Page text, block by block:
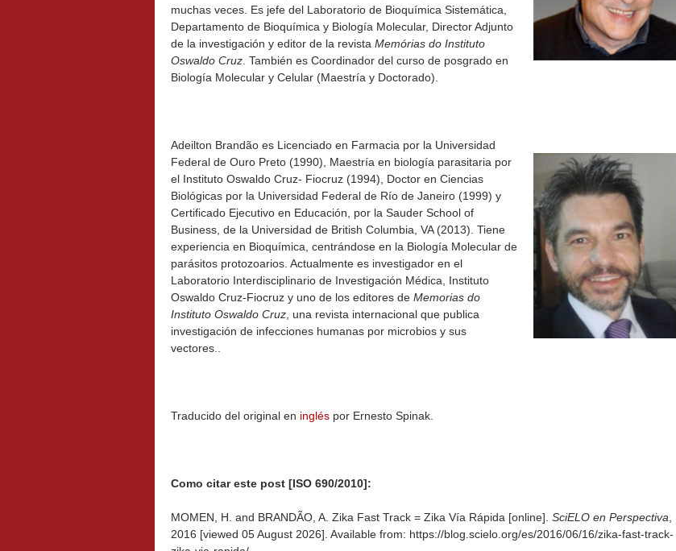
muchas veces. Es jefe del Laboratorio de Bioquímica Sistemática,
Departamento de Bioquímica y Biología Molecular, Director Adjunto
de la investigación y editor de la revista Memórias do Instituto
Oswaldo Cruz . También es Coordinador del curso de posgrado en
Biología Molecular y Celular (Maestría y Doctorado).
Adeilton Brandão es Licenciado en Farmacia por la Universidad
Federal de Ouro Preto (1990), Maestría en biología parasitaria por
el Instituto Oswaldo Cruz- Fiocruz (1994), Doctor en Ciencias
Biológicas por la Universidad Federal de Río de Janeiro (1999) y
Certificado Ejecutivo en Educación, por la Sauder School of
Business, de la Universidad de British Columbia, VA (2013). Tiene
experiencia en Bioquímica, centrándose en la Biología Molecular de
parásitos protozoarios. Actualmente es investigador en el
Laboratorio Interdisciplinario de Investigación Médica, Instituto
Oswaldo Cruz-Fiocruz y uno de los editores de Memorias do
Instituto Oswaldo Cruz , una revista internacional que publica
investigación de infecciones humanas por microbios y sus
vectores..
Traducido del original en inglés por Ernesto Spinak.
Como citar este post [ISO 690/2010]:
MOMEN, H. and BRANDÃO, A. Zika Fast Track = Zika Vía Rápida [online]. SciELO en Perspectiva
2016 [viewed 05 August 2026]. Available from: https://blog.scielo.org/es/2016/06/16/zika-fast-track-